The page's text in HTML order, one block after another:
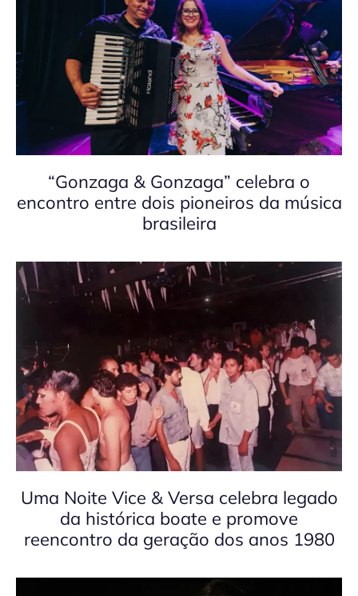
“Gonzaga & Gonzaga” celebra o
encontro entre dois pioneiros da música
brasileira
Uma Noite Vice & Versa celebra legado
da histórica boate e promove
reencontro da geração dos anos 1980